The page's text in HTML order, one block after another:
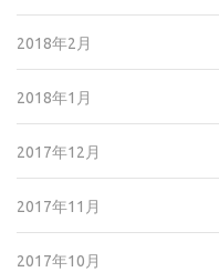
2018年2月
2018年1月
2017年12月
2017年11月
2017年10月